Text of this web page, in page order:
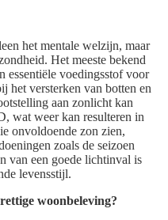
het mentale welzijn, maar
Het meeste bekend
essentiële voedingsstof voor
het versterken van botten en
aan zonlicht kan
wat weer kan resulteren in
onvoldoende zon zien,
zoals de seizoen
van een goede lichtinval is
levensstijl.
woonbeleving?